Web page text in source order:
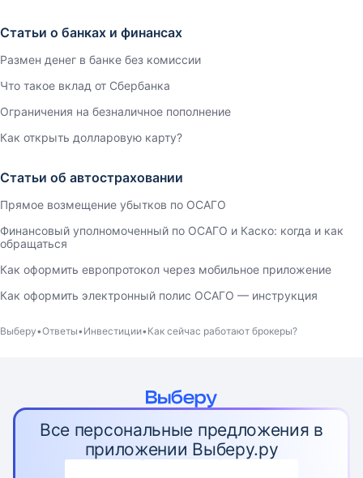
Статьи о банках и финансах
Размен денег в банке без комиссии
Что такое вклад от Сбербанка
Ограничения на безналичное пополнение
Как открыть долларовую карту?
Статьи об автостраховании
Прямое возмещение убытков по ОСАГО
Финансовый уполномоченный по ОСАГО и Каско: когда и как
обращаться
Как оформить европротокол через мобильное приложение
Как оформить электронный полис ОСАГО — инструкция
Выберу Ответы Инвестиции Как сейчас работают брокеры?
Все персональные предложения в
приложении Выберу.ру